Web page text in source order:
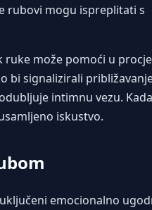
rubovi mogu ispreplitati s
ruke može pomoći u
bi signalizirali
intimnu vezu.
iskustvo.
emocionalno